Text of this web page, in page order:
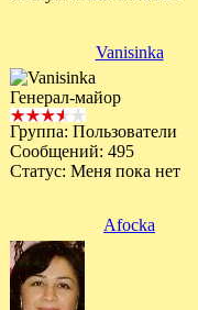
Vanisinka
Генерал-майор
Группа: Пользователи
Сообщений: 495
Статус: Меня пока нет
Afocka